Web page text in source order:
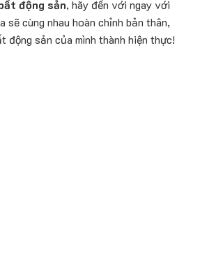
động sản, hãy đến với ngay với
sẽ cùng nhau hoàn chỉnh bản thân,
động sản của mình thành hiện thực!